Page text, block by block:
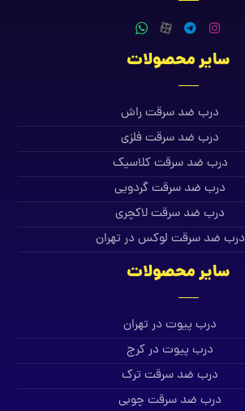
سایر محصولات
درب ضد سرقت راش
درب ضد سرقت فلزی
درب ضد سرقت کلاسیک
درب ضد سرقت گردویی
درب ضد سرقت لاکچری
درب ضد سرقت لوکس در تهران
سایر محصولات
درب پیوت در تهران
درب پیوت در کرج
درب ضد سرقت ترک
درب ضد سرقت چوبی